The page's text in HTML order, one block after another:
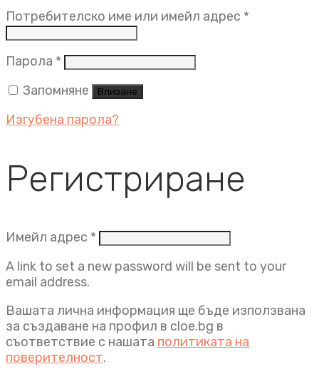
Потребителско име или имейл адрес *
Парола * Задължително
Запомняне
Влизане
Изгубена парола?
Регистриране
Имейл адрес * Задължително
A link to set a new password will be sent to your
email address.
Вашата лична информация ще бъде използвана
за създаване на профил в cloe.bg в
съответствие с нашата политиката на
поверителност.